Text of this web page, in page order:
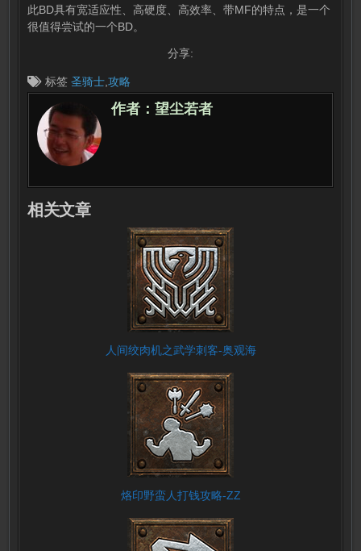
此BD具有宽适应性、高硬度、高效率、带MF的特点，是一个
很值得尝试的一个BD。
分享:
标签圣骑士 ,攻略
作者：望尘若者
相关文章
人间绞肉机之武学刺客-奥观海
烙印野蛮人打钱攻略-ZZ